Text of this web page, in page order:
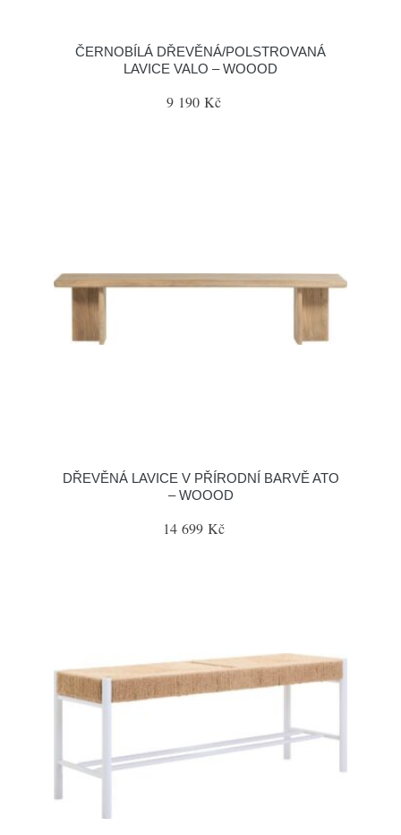
ČERNOBÍLÁ DŘEVĚNÁ/POLSTROVANÁ
LAVICE VALO – WOOOD
9 190 Kč
DŘEVĚNÁ LAVICE V PŘÍRODNÍ BARVĚ ATO
– WOOOD
14 699 Kč